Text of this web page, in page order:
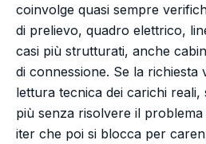
coinvolge quasi sempre
di prelievo, quadro elettrico,
casi più strutturati, anche
di connessione. Se la richiesta
lettura tecnica dei carichi reali,
più senza risolvere il
iter che poi si blocca per